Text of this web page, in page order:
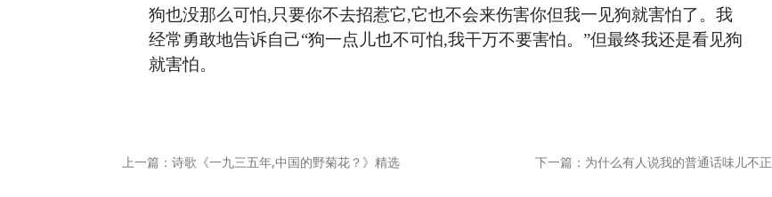
狗也没那么可怕,只要你不去招惹它,它也不会来伤害你但我一见狗就害怕了。我
经常勇敢地告诉自己“狗一点儿也不可怕,我干万不要害怕。”但最终我还是看见狗
就害怕。
上一篇：诗歌《一九三五年,中国的野菊花？》精选 下一篇：为什么有人说我的普通话味儿不正